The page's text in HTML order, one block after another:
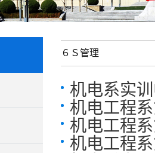
６Ｓ管理
机电系实
机电工程
机电工程
机电工程